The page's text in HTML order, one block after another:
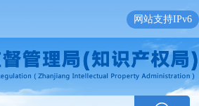
网站支持IPv6